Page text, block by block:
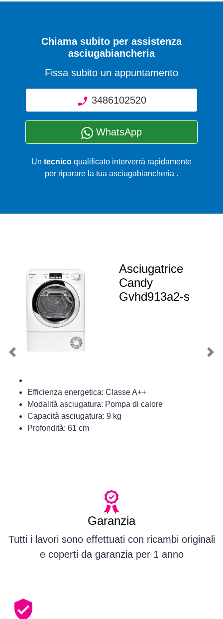
Chiama subito per assistenza
asciugabiancheria
Fissa subito un appuntamento
3486102520
WhatsApp
Un tecnico qualificato interverrà rapidamente
per riparare la tua asciugabiancheria .
Asciugatrice
Candy
Gvhd913a2-s
Efficienza energetica: Classe A++
Modalità asciugatura: Pompa di calore
Capacità asciugatura: 9 kg
Profondità: 61 cm
Previous
Garanzia
Tutti i lavori sono effettuati con ricambi originali
e coperti da garanzia per 1 anno